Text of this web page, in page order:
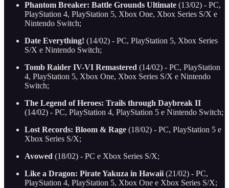
Phantom Breaker: Battle Grounds Ultimate (13/02) - PC,
PlayStation 4, PlayStation 5, Xbox One, Xbox Series S/X e
Nintendo Switch;
Date Everything! (14/02) - PC, PlayStation 5, Xbox Series
S/X e Nintendo Switch;
Tomb Raider IV-VI Remastered (14/02) - PC, PlayStation
4, PlayStation 5, Xbox One, Xbox Series S/X e Nintendo
Switch;
The Legend of Heroes: Trails through Daybreak II
(14/02) - PC, PlayStation 4, PlayStation 5 e Nintendo Switch;
Lost Records: Bloom & Rage (18/02) - PC, PlayStation 5 e
Xbox Series S/X;
Avowed (18/02) - PC e Xbox Series S/X;
Like a Dragon: Pirate Yakuza in Hawaii (21/02) - PC,
PlayStation 4, PlayStation 5, Xbox One e Xbox Series S/X;